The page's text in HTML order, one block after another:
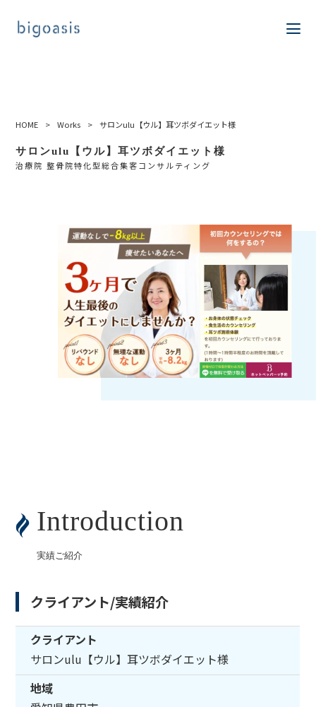
HOME > Works > サロンulu【ウル】耳ツボダイエット様
サロンulu【ウル】耳ツボダイエット様
治療院 整骨院特化型総合集客コンサルティング
Introduction
実績ご紹介
クライアント/実績紹介
クライアント
サロンulu【ウル】耳ツボダイエット様
地域